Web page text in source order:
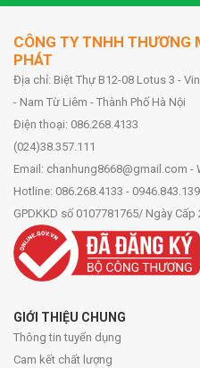
CÔNG TY TNHH
PHÁT
Địa chỉ: Biệt Thự B12-08 Lotus 3 -
- Nam Từ Liêm - Thành Phố Hà Nội
Điện thoại: 086.268.4133
(024)38.357.111
Email: chanhung8668@gmail.com
Hotline: 086.268.4133 - 0946.843.139
GPDKKD số 0107781765/ Ngày
GIỚI THIỆU CHUNG
Thông tin tuyển dụng
Cam kết chất lượng